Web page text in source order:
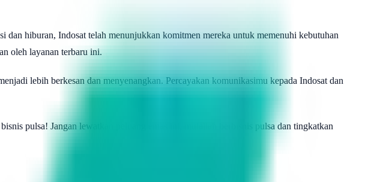
hiburan, Indosat telah menunjukkan komitmen mereka untuk memenuhi kebutuhan
oleh layanan terbaru ini.
lebih berkesan dan menyenangkan. Percayakan komunikasimu kepada Indosat dan
pulsa! Jangan lewatkan peluang emas ini, mulailah berbisnis pulsa dan tingkatkan